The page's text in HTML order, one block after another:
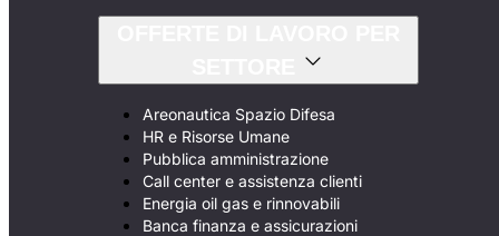
Areonautica Spazio Difesa
HR e Risorse Umane
Pubblica amministrazione
Call center e assistenza clienti
Energia oil gas e rinnovabili
Banca finanza e assicurazioni